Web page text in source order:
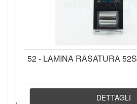
52 - LAMINA RASATURA 52S
DETTAGLI